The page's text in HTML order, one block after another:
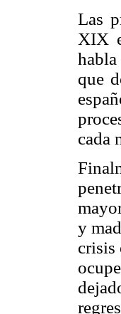
Las
XIX
que
cada
y
crisis